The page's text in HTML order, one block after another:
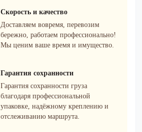
Скорость и качество
Доставляем вовремя, перевозим
бережно, работаем профессионально!
Мы ценим ваше время и имущество.
Гарантия сохранности
Гарантия сохранности груза
благодаря профессиональной
упаковке, надёжному креплению и
отслеживанию маршрута.